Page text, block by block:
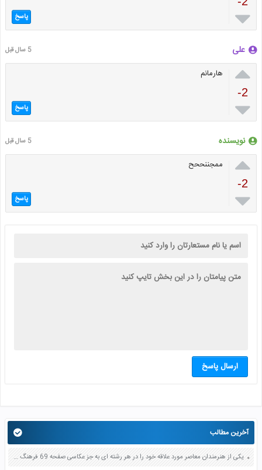
 پاسخ
علی 5 سال قبل

-2

هارمانم
پاسخ
نویسنده 5 سال قبل

-2

ممجننححح
پاسخ
ارسال پاسخ
آخرین مطالب
یکی از هنرمندان معاصر مورد علاقه خود را در هر رشته ای به جز عکاسی صفحه 69 فرهنگ و هنر نهم